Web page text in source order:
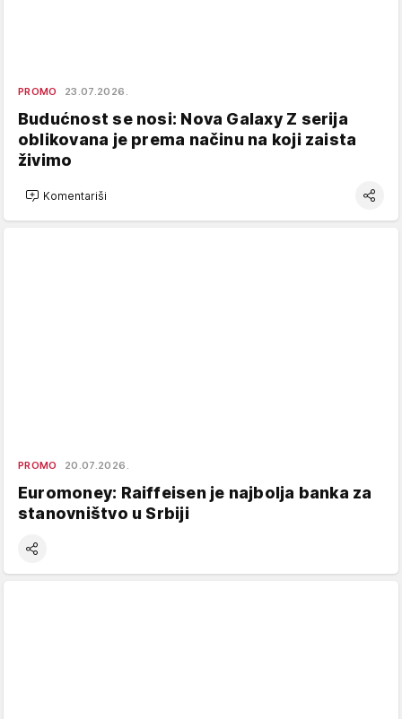
PROMO 23.07.2026.
Budućnost se nosi: Nova Galaxy Z serija
oblikovana je prema načinu na koji zaista
živimo
Komentariši
PROMO 20.07.2026.
Euromoney: Raiffeisen je najbolja banka za
stanovništvo u Srbiji